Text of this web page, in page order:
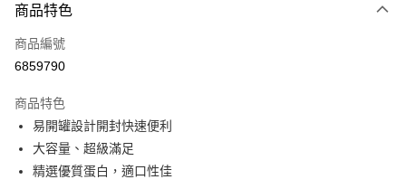
信用卡一次付款
LINE Pay
悠遊付
Google Pay
商品特色
商品編號
6859790
商品特色
易開罐設計開封快速便利
大容量、超級滿足​​​​​​​
精選優質蛋白，適口性佳